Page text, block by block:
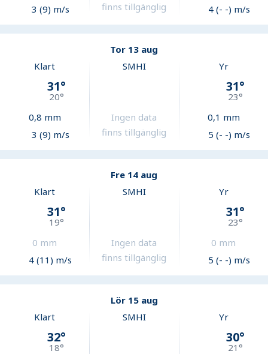
3 (9) m/s
finns tillgänglig
4 (- -) m/s
Tor 13 aug
Klart
31°
20°
0,8 mm
3 (9) m/s
SMHI
Ingen data
finns tillgänglig
Yr
31°
23°
0,1 mm
5 (- -) m/s
Fre 14 aug
Klart
31°
19°
0 mm
4 (11) m/s
SMHI
Ingen data
finns tillgänglig
Yr
31°
23°
0 mm
5 (- -) m/s
Lör 15 aug
Klart
32°
18°
SMHI Yr
30°
21°